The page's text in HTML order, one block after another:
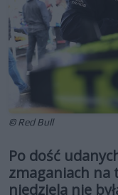
© Red Bull
Po dość
zmaganiach na
niedziela nie